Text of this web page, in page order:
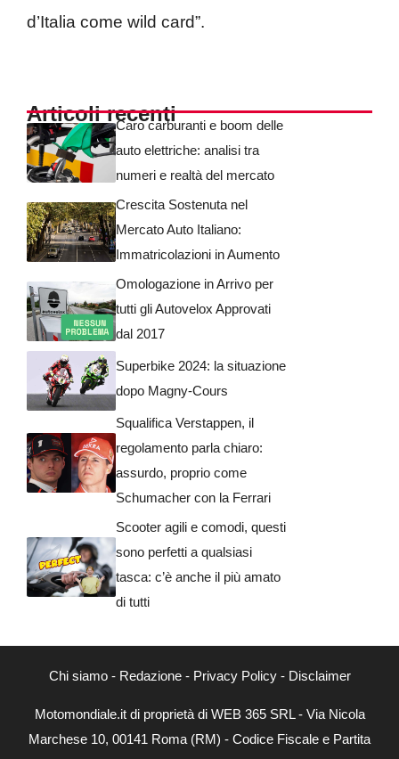
d’Italia come wild card”.
Articoli recentiCaro carburanti e boom delle
auto elettriche: analisi tra
numeri e realtà del mercato
Crescita Sostenuta nel
Mercato Auto Italiano:
Immatricolazioni in Aumento
Omologazione in Arrivo per
tutti gli Autovelox Approvati
dal 2017
Superbike 2024: la situazione
dopo Magny-Cours
Squalifica Verstappen, il
regolamento parla chiaro:
assurdo, proprio come
Schumacher con la Ferrari
Scooter agili e comodi, questi
sono perfetti a qualsiasi
tasca: c’è anche il più amato
di tutti
Chi siamo- Redazione- Privacy Policy- Disclaimer
Motomondiale.it di proprietà di WEB 365 SRL - Via Nicola
Marchese 10, 00141 Roma (RM) - Codice Fiscale e Partita